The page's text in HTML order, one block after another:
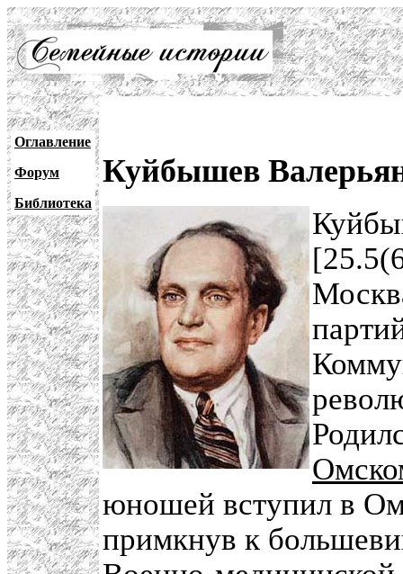
Оглавление
Форум
Библиотека
Куйбышев
юношей вступил в
примкнув к